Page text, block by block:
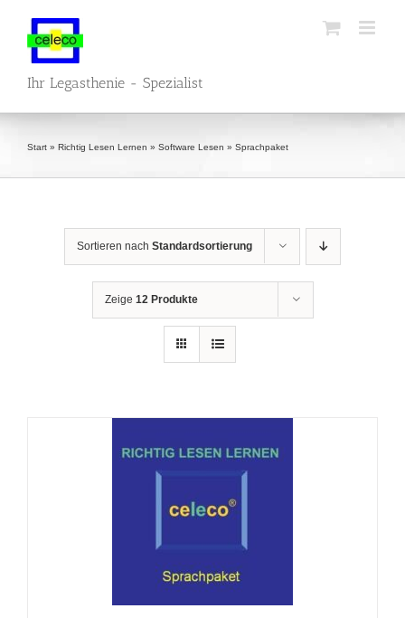
springen
Ihr Legasthenie - Spezialist
Start » Richtig Lesen Lernen » Software Lesen » Sprachpaket
Sortieren nach Standardsortierung
Zeige 12 Produkte